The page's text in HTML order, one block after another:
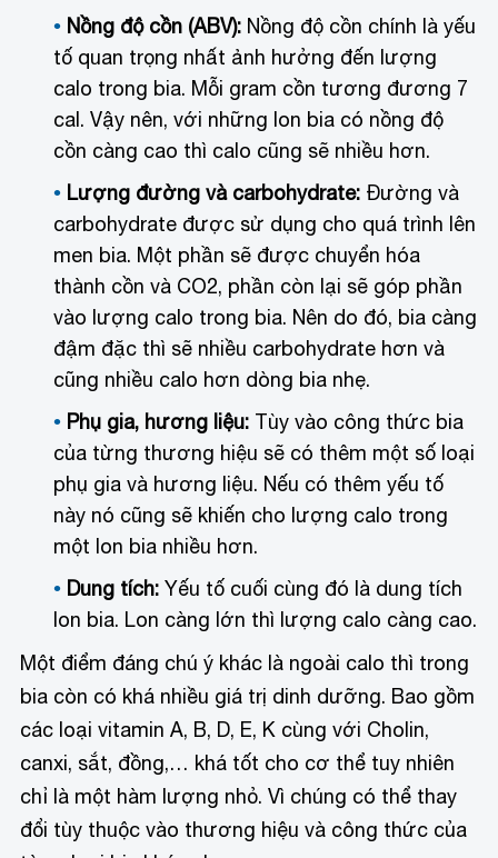
Nồng độ cồn (ABV): Nồng độ cồn chính là yếu
tố quan trọng nhất ảnh hưởng đến lượng
calo trong bia. Mỗi gram cồn tương đương 7
cal. Vậy nên, với những lon bia có nồng độ
cồn càng cao thì calo cũng sẽ nhiều hơn.
Lượng đường và carbohydrate: Đường và
carbohydrate được sử dụng cho quá trình lên
men bia. Một phần sẽ được chuyển hóa
thành cồn và CO2, phần còn lại sẽ góp phần
vào lượng calo trong bia. Nên do đó, bia càng
đậm đặc thì sẽ nhiều carbohydrate hơn và
cũng nhiều calo hơn dòng bia nhẹ.
Phụ gia, hương liệu: Tùy vào công thức bia
của từng thương hiệu sẽ có thêm một số loại
phụ gia và hương liệu. Nếu có thêm yếu tố
này nó cũng sẽ khiến cho lượng calo trong
một lon bia nhiều hơn.
Dung tích: Yếu tố cuối cùng đó là dung tích
lon bia. Lon càng lớn thì lượng calo càng cao.
Một điểm đáng chú ý khác là ngoài calo thì trong
bia còn có khá nhiều giá trị dinh dưỡng. Bao gồm
các loại vitamin A, B, D, E, K cùng với Cholin,
canxi, sắt, đồng,… khá tốt cho cơ thể tuy nhiên
chỉ là một hàm lượng nhỏ. Vì chúng có thể thay
đổi tùy thuộc vào thương hiệu và công thức của